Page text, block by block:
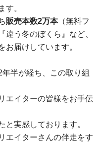
す。
販売本数2万本（無料フ
違う冬のぼくら』など、
お届けしています。
半が経ち、この取り組
エイターの皆様をお手伝
と実感しております。
エイターさんの伴走をす